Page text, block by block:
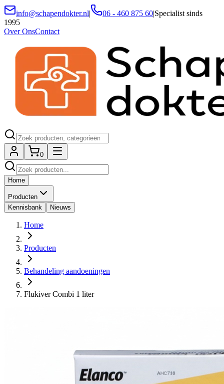
info@schapendokter.nl| 06 - 460 875 60|Specialist sinds
1995
Over OnsContact
0
Home
Producten
Kennisbank
Nieuws
Home
Producten
Behandeling aandoeningen
Flukiver Combi 1 liter